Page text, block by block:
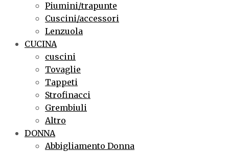
Piumini/trapunte
Cuscini/accessori
Lenzuola
CUCINA
cuscini
Tovaglie
Tappeti
Strofinacci
Grembiuli
Altro
DONNA
Abbigliamento Donna